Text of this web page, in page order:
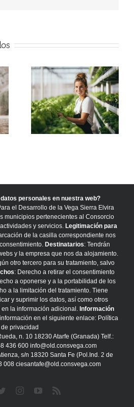
personales en nuestra web?
el Desarrollo de la Vega Sierra Elvira
municipios pertenecientes al Consorcio
y servicios. Legitimación para
de la casilla correspondiente nos
Destinatarios: Tendrán
y la empresa que nos da alojamiento.
otro tercero para su tratamiento, salvo
: Derecho a retirar el consentimiento
a oponerse y a la portabilidad de los
a la limitación del tratamiento. Tiene
y suprimir los datos, así como otros
la información adicional. Información
en el siguiente enlace: Política
de privacidad
n. 10 18230 Atarfe (Granada) Telf.:
436 600 info@old.consvega.com
s/n 18320 Santa Fe (Pol.Ind. 2 de
008 ciesantafe@old.consvega.com
TwitterInstagramYouTube